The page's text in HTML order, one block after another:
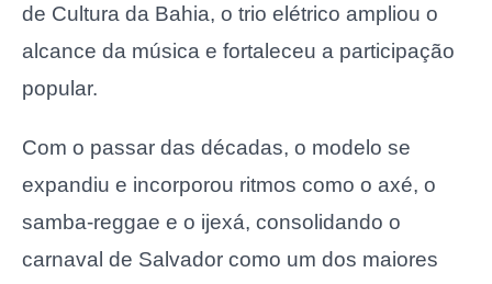
de Cultura da Bahia, o trio elétrico ampliou o
alcance da música e fortaleceu a participação
popular.
Com o passar das décadas, o modelo se
expandiu e incorporou ritmos como o axé, o
samba-reggae e o ijexá, consolidando o
carnaval de Salvador como um dos maiores